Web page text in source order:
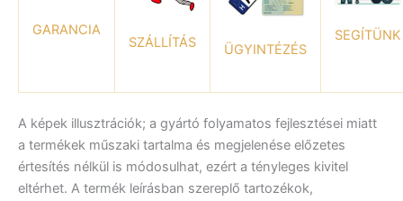
GARANCIA
SZÁLLÍTÁS ÜGYINTÉZÉS
SEGÍTÜNK
A képek illusztrációk; a gyártó folyamatos fejlesztései miatt
a termékek műszaki tartalma és megjelenése előzetes
értesítés nélkül is módosulhat, ezért a tényleges kivitel
eltérhet. A termék leírásban szereplő tartozékok,